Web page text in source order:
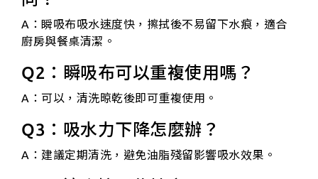
A：瞬吸布吸水速度快，擦拭後不易留下水痕，適合
廚房與餐桌清潔。
Q2：瞬吸布可以重複使用嗎？
A：可以，清洗晾乾後即可重複使用。
Q3：吸水力下降怎麼辦？
A：建議定期清洗，避免油脂殘留影響吸水效果。